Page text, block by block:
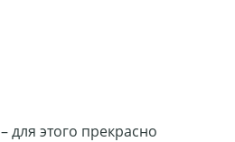
для этого прекрасно